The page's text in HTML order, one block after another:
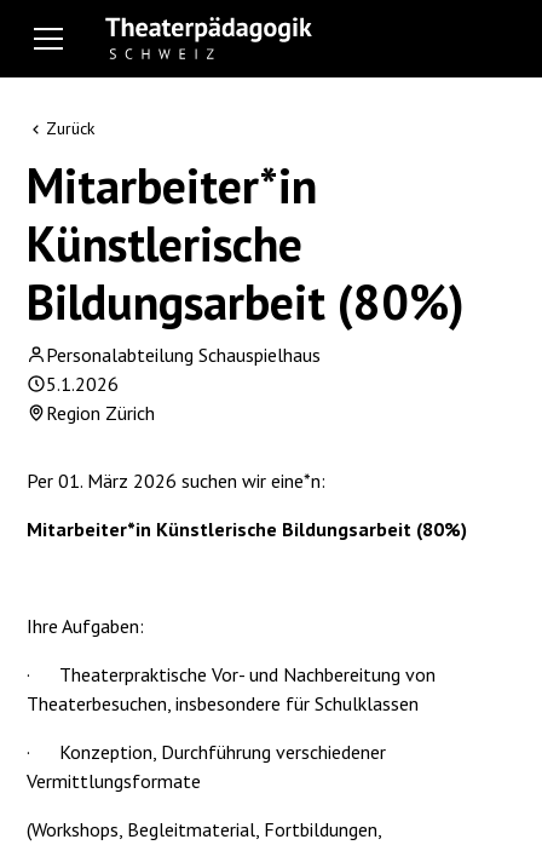
Zurück
Mitarbeiter*in
Künstlerische
Bildungsarbeit (80%)
Personalabteilung Schauspielhaus
5.1.2026
Region Zürich
Per 01. März 2026 suchen wir eine*n:
Mitarbeiter*in Künstlerische Bildungsarbeit (80%)
Ihre Aufgaben:
· Theaterpraktische Vor- und Nachbereitung von
Theaterbesuchen, insbesondere für Schulklassen
· Konzeption, Durchführung verschiedener
Vermittlungsformate
(Workshops, Begleitmaterial, Fortbildungen,